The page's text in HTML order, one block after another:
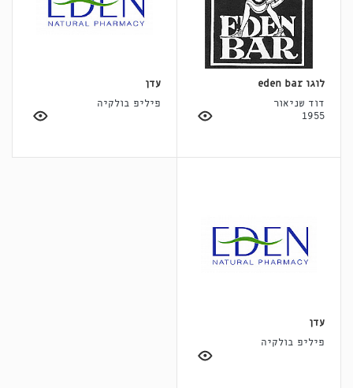
לוגו eden bar
דוד שניאור
1955
עדן
פיליפ בולקיה
עדן
פיליפ בולקיה